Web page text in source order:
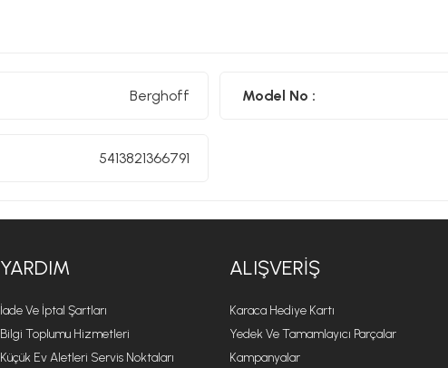
Berghoff Model No :
5413821366791
YARDIM
İade Ve İptal Şartları
Bilgi Toplumu Hizmetleri
Küçük Ev Aletleri Servis Noktaları
ALIŞVERIŞ
Karaca Hediye Kartı
Yedek Ve Tamamlayıcı Parçalar
Kampanyalar